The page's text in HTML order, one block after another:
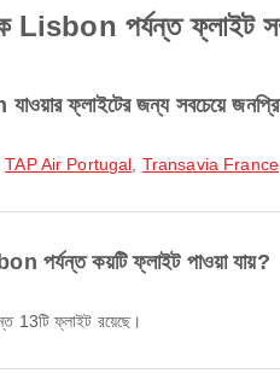
পর্যন্ত ফ্লাইট
ফ্লাইটের জন্য সবচেয়ে
TAP Air Portugal Transavia France
কয়টি ফ্লাইট পাওয়া যায়?
13টি ফ্লাইট রয়েছে।